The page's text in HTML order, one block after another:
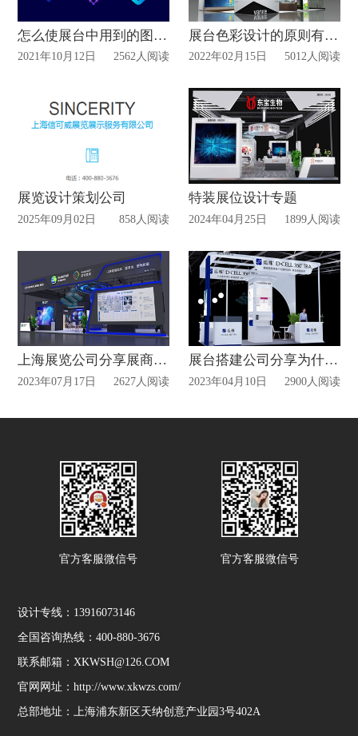
怎么使展台中用到的图形脱颖而出？
2021年10月12日 2562人阅读
展台色彩设计的原则有哪些？
2022年02月15日 5012人阅读
展览设计策划公司
2025年09月02日 858人阅读
特装展位设计专题
2024年04月25日 1899人阅读
上海展览公司分享展商该如何节约费用？
2023年07月17日 2627人阅读
展台搭建公司分享为什么企业要参加美博会？
2023年04月10日 2900人阅读
官方客服微信号 官方客服微信号
设计专线：13916073146
全国咨询热线：400-880-3676
联系邮箱：XKWSH@126.COM
官网网址：http://www.xkwzs.com/
总部地址：上海浦东新区天纳创意产业园3号402A